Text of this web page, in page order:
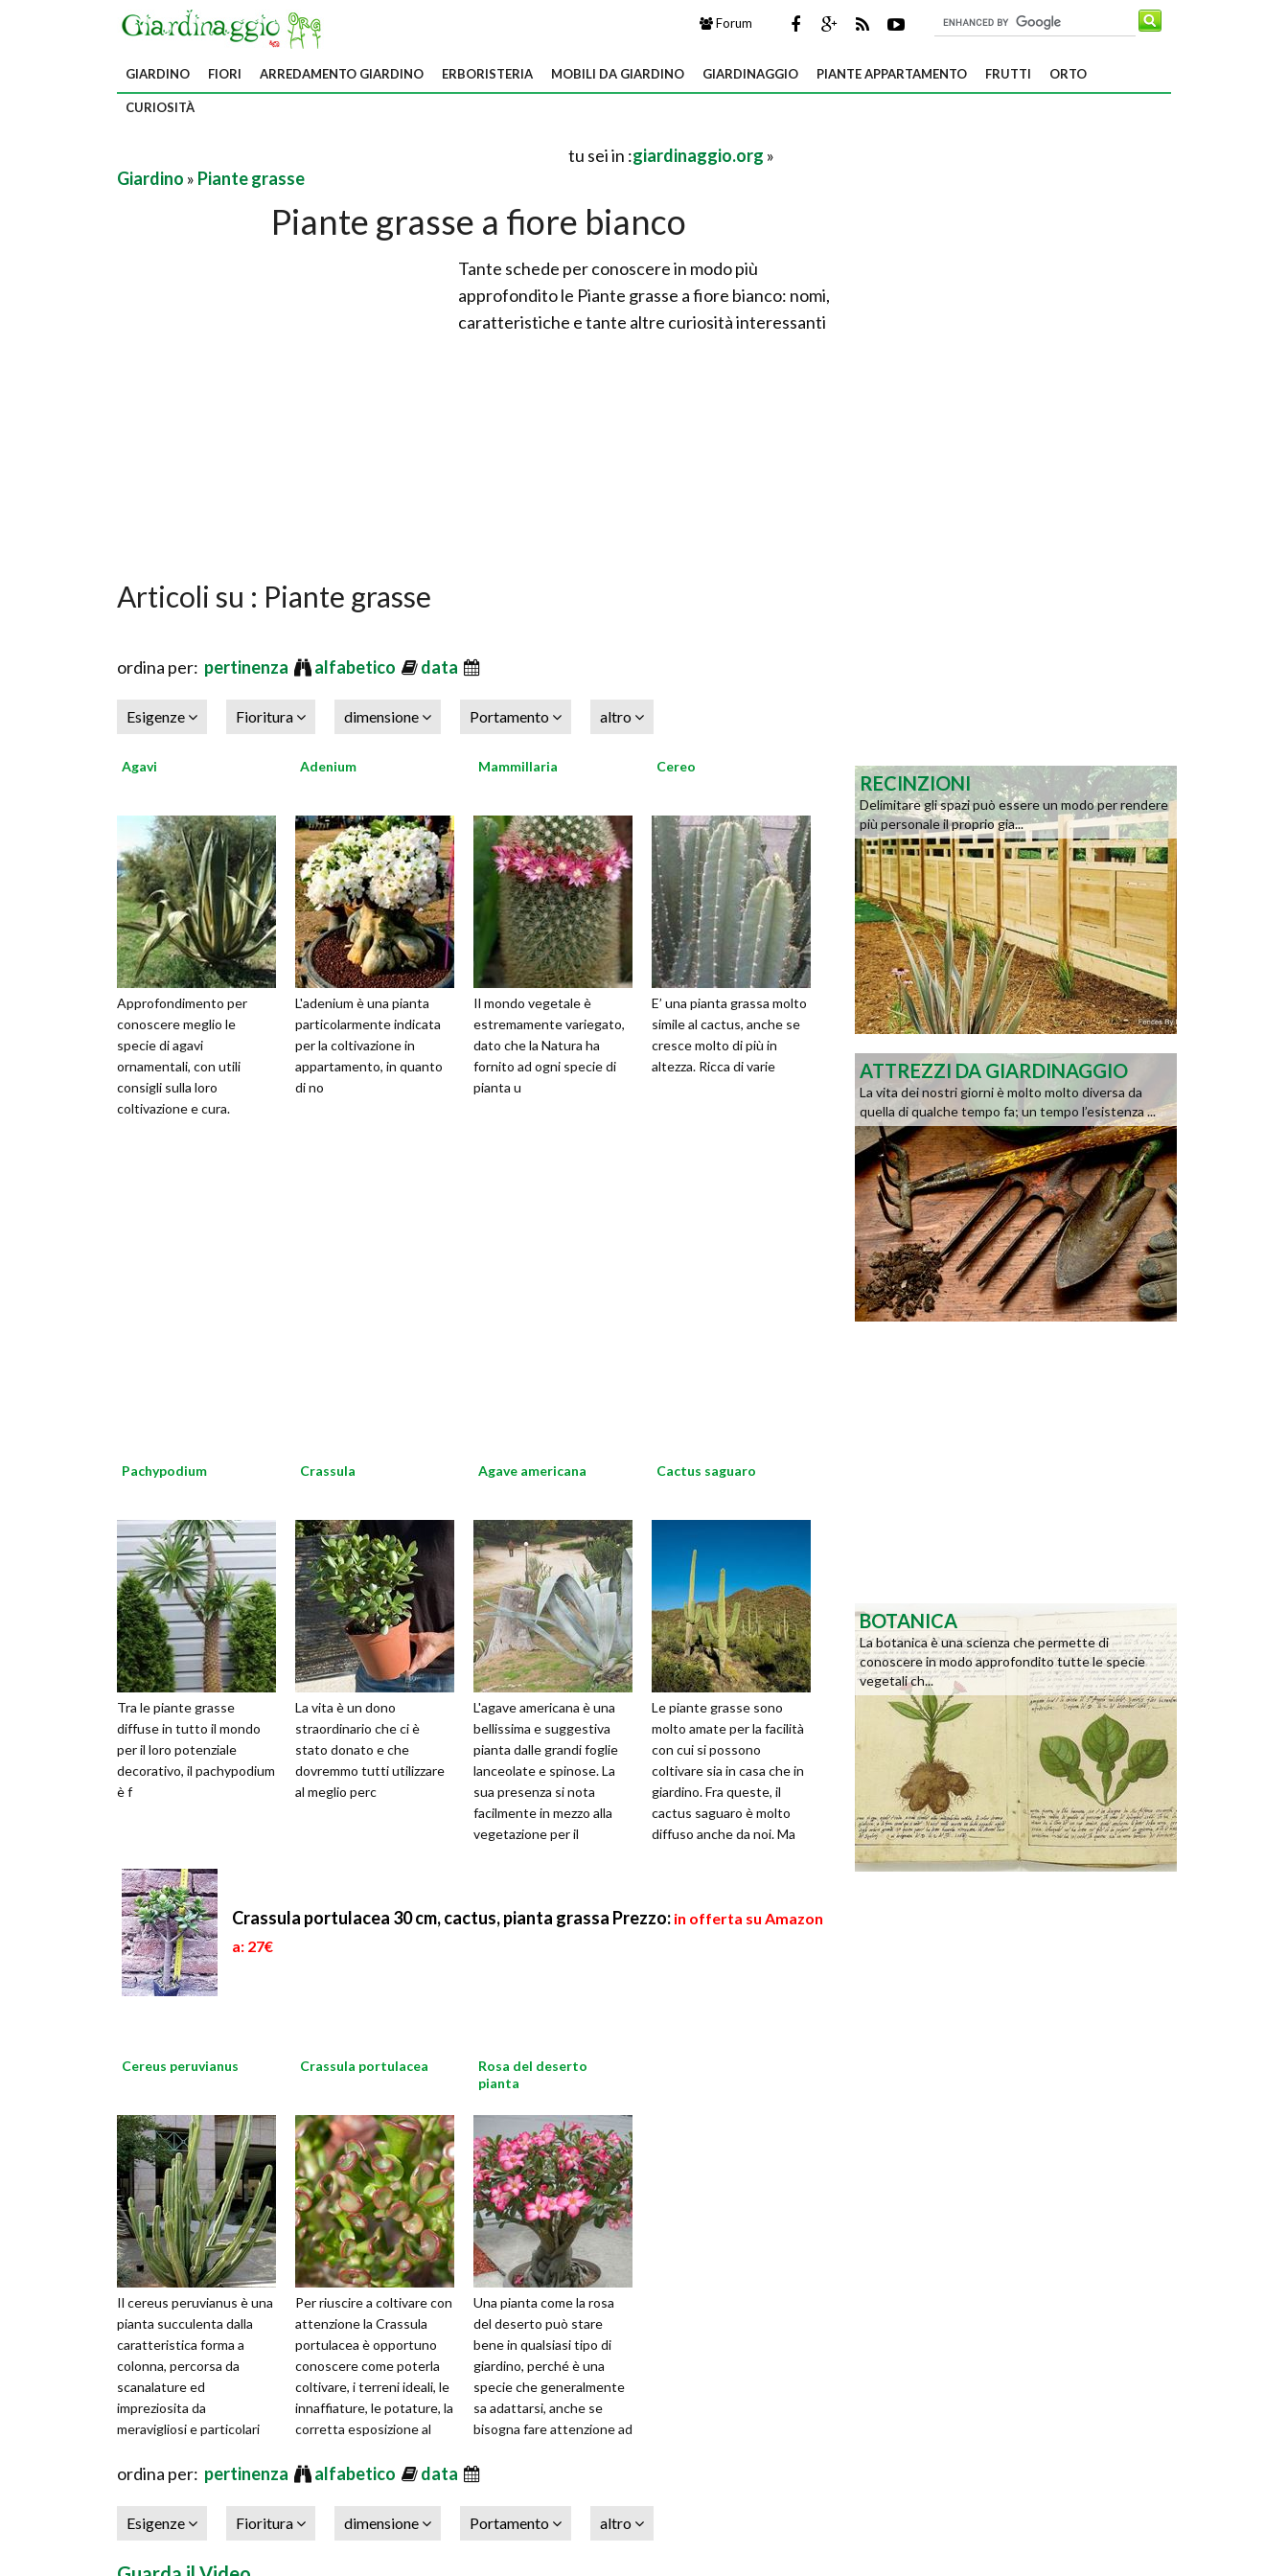
Forum
GIARDINO FIORI ARREDAMENTO GIARDINO ERBORISTERIA MOBILI DA GIARDINO GIARDINAGGIO PIANTE APPARTAMENTO FRUTTI ORTO
CURIOSITÀ
tu sei in :giardinaggio.org »
Giardino » Piante grasse
Piante grasse a fiore bianco
Tante schede per conoscere in modo più
approfondito le Piante grasse a fiore bianco: nomi,
caratteristiche e tante altre curiosità interessanti
Articoli su : Piante grasse
ordina per: pertinenza alfabetico data
Esigenze Fioritura dimensione Portamento altro
Agavi
Approfondimento per
conoscere meglio le
specie di agavi
ornamentali, con utili
consigli sulla loro
coltivazione e cura.
Adenium
L'adenium è una pianta
particolarmente indicata
per la coltivazione in
appartamento, in quanto
di no
Mammillaria
Il mondo vegetale è
estremamente variegato,
dato che la Natura ha
fornito ad ogni specie di
pianta u
Cereo
E’ una pianta grassa molto
simile al cactus, anche se
cresce molto di più in
altezza. Ricca di varie
Pachypodium
Tra le piante grasse
diffuse in tutto il mondo
per il loro potenziale
decorativo, il pachypodium
è f
Crassula
La vita è un dono
straordinario che ci è
stato donato e che
dovremmo tutti utilizzare
al meglio perc
Agave americana
L'agave americana è una
bellissima e suggestiva
pianta dalle grandi foglie
lanceolate e spinose. La
sua presenza si nota
facilmente in mezzo alla
vegetazione per il
Cactus saguaro
Le piante grasse sono
molto amate per la facilità
con cui si possono
coltivare sia in casa che in
giardino. Fra queste, il
cactus saguaro è molto
diffuso anche da noi. Ma
Crassula portulacea 30 cm, cactus, pianta grassa Prezzo: in offerta su Amazon
a: 27€
Cereus peruvianus
Il cereus peruvianus è una
pianta succulenta dalla
caratteristica forma a
colonna, percorsa da
scanalature ed
impreziosita da
meravigliosi e particolari
commestibili sim
Crassula portulacea
Per riuscire a coltivare con
attenzione la Crassula
portulacea è opportuno
conoscere come poterla
coltivare, i terreni ideali, le
innaffiature, le potature, la
corretta esposizione al
Rosa del deserto
pianta
Una pianta come la rosa
del deserto può stare
bene in qualsiasi tipo di
giardino, perché è una
specie che generalmente
sa adattarsi, anche se
bisogna fare attenzione ad
farl
ordina per: pertinenza alfabetico data
Esigenze Fioritura dimensione Portamento altro
RECINZIONI
Delimitare gli spazi può essere un modo per rendere
più personale il proprio gia...
ATTREZZI DA GIARDINAGGIO
La vita dei nostri giorni è molto molto diversa da
quella di qualche tempo fa; un tempo l’esistenza ...
BOTANICA
La botanica è una scienza che permette di
conoscere in modo approfondito tutte le specie
vegetali ch...